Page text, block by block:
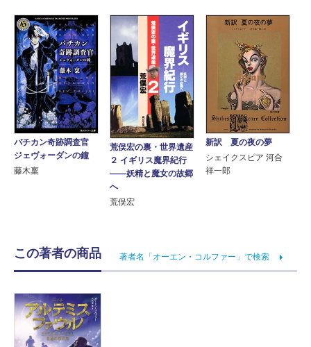
バチカン奇跡調査官
ジェヴォーダンの鐘
藤木稟
荒俣宏の裏・世界遺産
２ イギリス魔界紀行
――妖精と魔女の故郷
へ
荒俣宏
新訳 夏の夜の夢
シェイクスピア 河合
祥一郎
この著者の商品 著者名「オーエン・コルファー」で検索